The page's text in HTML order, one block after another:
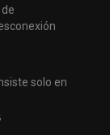
solo en